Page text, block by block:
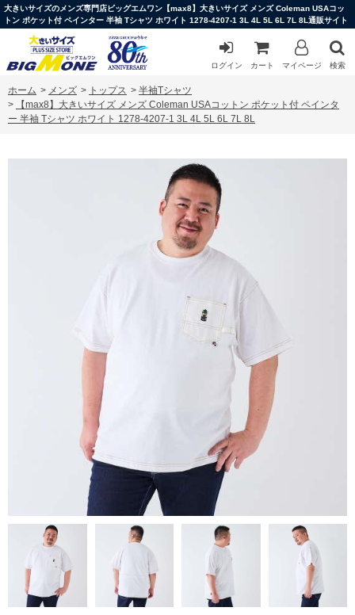
大きいサイズのメンズ専門店ビッグエムワン【max8】大きいサイズ メンズ Coleman USAコッ
トン ポケット付 ペインター 半袖 Tシャツ ホワイト 1278-4207-1 3L 4L 5L 6L 7L 8L通販サイト
ログイン カート マイページ 検索
ホーム > メンズ > トップス > 半袖Tシャツ
>
【max8】大きいサイズ メンズ Coleman USAコットン ポケット付 ペインタ
ー 半袖 Tシャツ ホワイト 1278-4207-1 3L 4L 5L 6L 7L 8L